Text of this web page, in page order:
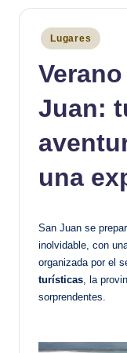
Publicado
en
Lugares
Juan:
una
San Juan se
inolvidable, con
organizada por el
turísticas , la
sorprendentes.